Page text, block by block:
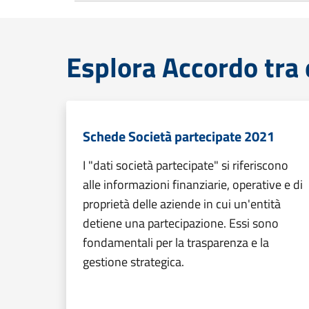
Esplora Accordo
Schede Società partecipate 2021
I "dati società partecipate" si riferiscono
alle informazioni finanziarie, operative e di
proprietà delle aziende in cui un'entità
detiene una partecipazione. Essi sono
fondamentali per la trasparenza e la
gestione strategica.